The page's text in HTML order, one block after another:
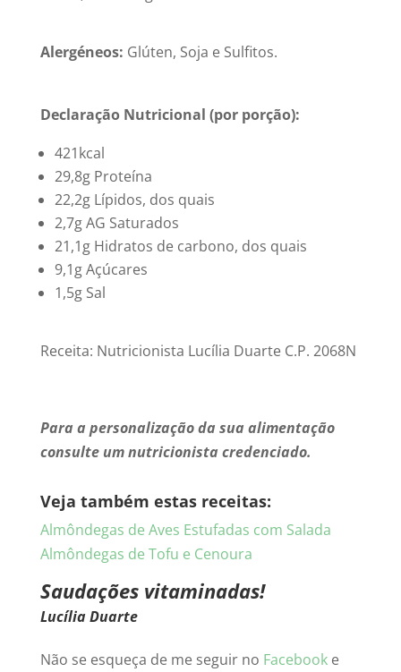
Alergéneos: Glúten, Soja e Sulfitos.
Declaração Nutricional (por porção):
421kcal
29,8g Proteína
22,2g Lípidos, dos quais
2,7g AG Saturados
21,1g Hidratos de carbono, dos quais
9,1g Açúcares
1,5g Sal
Receita: Nutricionista Lucília Duarte C.P. 2068N
Para a personalização da sua alimentação
consulte um nutricionista credenciado.
Veja também estas receitas:
Almôndegas de Aves Estufadas com Salada
Almôndegas de Tofu e Cenoura
Saudações vitaminadas!
Lucília Duarte
Não se esqueça de me seguir no Facebooke